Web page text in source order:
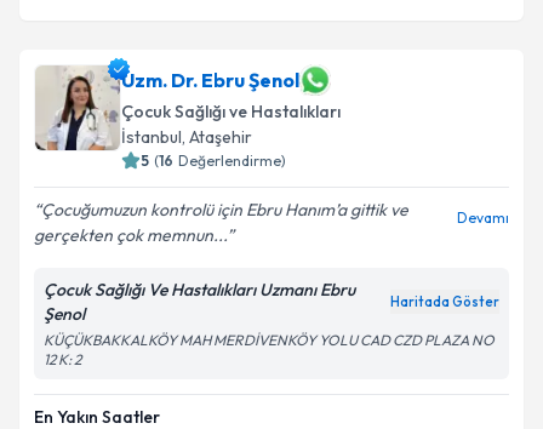
Uzm. Dr. Ebru Şenol
Çocuk Sağlığı ve Hastalıkları
İstanbul, Ataşehir
5 (16 Değerlendirme)
Çocuğumuzun kontrolü için Ebru Hanım’a gittik ve
gerçekten çok memnun...
Devamı
Çocuk Sağlığı Ve Hastalıkları Uzmanı Ebru
Şenol
Haritada Göster
KÜÇÜKBAKKALKÖY MAH MERDİVENKÖY YOLU CAD CZD PLAZA NO
12 K: 2
En Yakın Saatler